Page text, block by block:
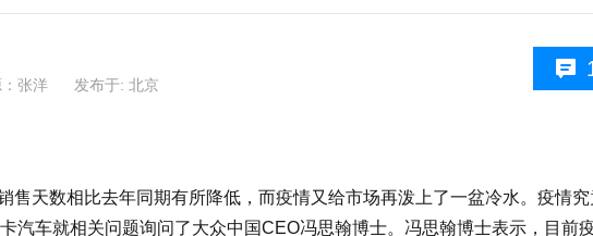
张洋 发布于: 北京
天数相比去年同期有所降低，而疫情又给市场再泼上了一盆冷水。疫情究
汽车就相关问题询问了大众中国CEO冯思翰博士。冯思翰博士表示，目前